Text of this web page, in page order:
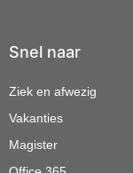
Snel naar
Ziek en afwezig
Vakanties
Magister